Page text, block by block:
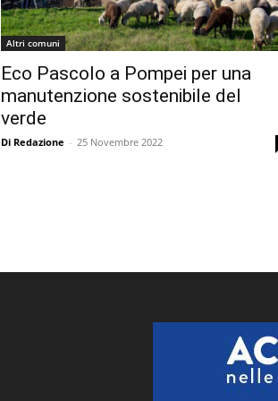
Altri comuni
Eco Pascolo a Pompei per una
manutenzione sostenibile del
verde
Di Redazione - 25 Novembre 2022